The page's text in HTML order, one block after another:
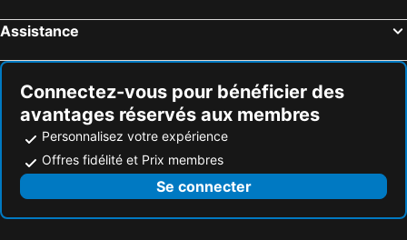
Assistance
Connectez-vous pour bénéficier des
avantages réservés aux membres
Personnalisez votre expérience
Offres fidélité et Prix membres
Se connecter